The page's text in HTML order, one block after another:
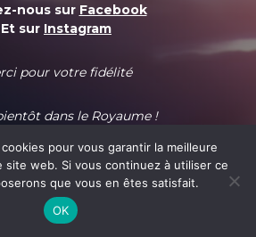
nous sur Facebook
Et sur Instagram
pour votre fidélité
dans le Royaume !
pour vous garantir la meilleure
site web. Si vous continuez à utiliser ce
que vous en êtes satisfait.
OK